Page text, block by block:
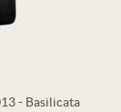
- Basilicata